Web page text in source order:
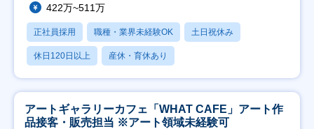
422万~511万
正社員採用 職種・業界未経験OK 土日祝休み
休日120日以上 産休・育休あり
アートギャラリーカフェ「WHAT CAFE」アート作
品接客・販売担当 ※アート領域未経験可